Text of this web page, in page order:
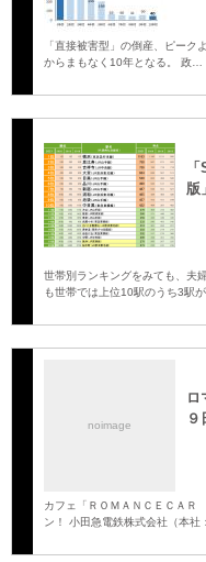
「直接被害型」の倒産、ピー
からまもなく10年となる。 政…
版
世帯別ランキングをみても、夫
も世帯では上位10駅のうち3駅
noimage
ロ
９
カフェ「ＲＯＭＡＮＣＥＣＡ
ン！ 小田急電鉄株式会社（本社